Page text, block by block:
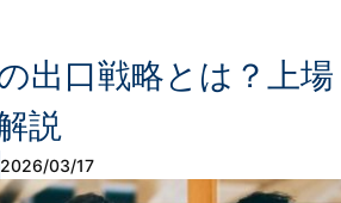
出口戦略とは？上
説
2026/03/17